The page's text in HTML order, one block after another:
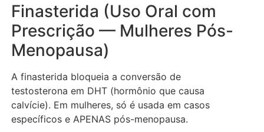
Finasterida (Uso Oral com
Prescrição — Mulheres Pós-
Menopausa)
A finasterida bloqueia a conversão de
testosterona em DHT (hormônio que causa
calvície). Em mulheres, só é usada em casos
específicos e APENAS pós-menopausa.